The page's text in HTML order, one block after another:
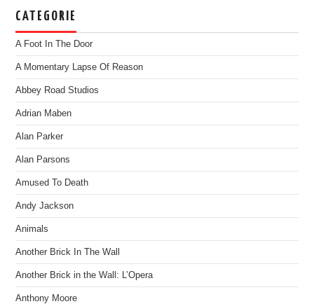
CATEGORIE
A Foot In The Door
A Momentary Lapse Of Reason
Abbey Road Studios
Adrian Maben
Alan Parker
Alan Parsons
Amused To Death
Andy Jackson
Animals
Another Brick In The Wall
Another Brick in the Wall: L’Opera
Anthony Moore